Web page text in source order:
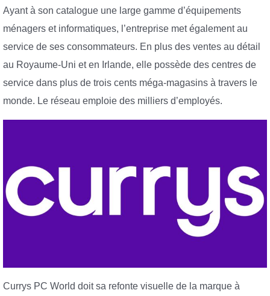
Ayant à son catalogue une large gamme d’équipements
ménagers et informatiques, l’entreprise met également au
service de ses consommateurs. En plus des ventes au détail
au Royaume-Uni et en Irlande, elle possède des centres de
service dans plus de trois cents méga-magasins à travers le
monde. Le réseau emploie des milliers d’employés.
Currys PC World doit sa refonte visuelle de la marque à